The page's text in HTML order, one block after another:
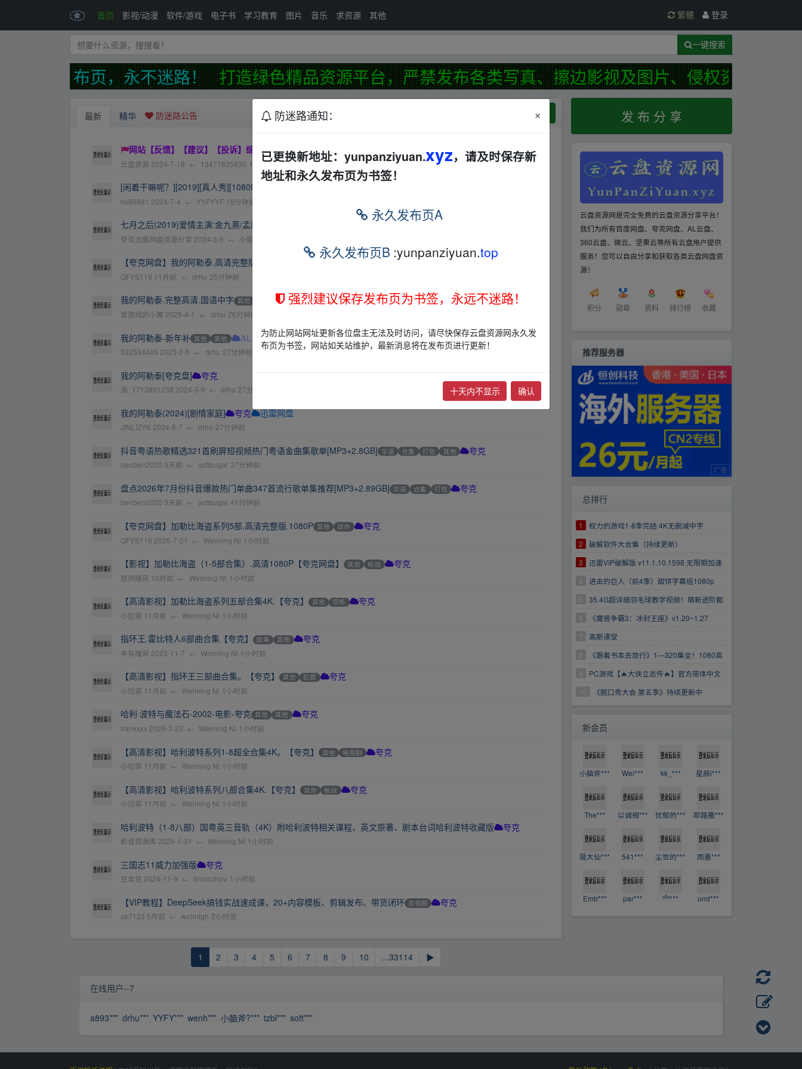
首页 影视/动漫 软件/游戏 电子书 学习教育 图片 音乐 求资源 其他 繁體 登录
一键搜索
永久发布页，永不迷路！ 打造绿色精品资源平台，严禁发布各类写真、擦边影视及图片、侵权资源等违规
最新 精华 防迷路公告 发布规范
网站【反馈】【建议】【投诉】综合接受处理帖📢
云盘资源 2024-7-18 ← 13477835830 17天前
[闲着干嘛呢？][2019][真人秀][1080P][(2023-2024)]
hx86881 2024-7-4 ← YYFYYF 18分钟前
七月之后(2019)爱情主演:金九熹/孟蔚
夸克迅雷网盘资源分享 2024-3-5 ← 小脑斧?
【夸克网盘】我的阿勒泰.高清完整版.1080P全集未删减
QFYS119 11月前 ← drhu 25分钟前
我的阿勒泰.完整高清.国语中字 其他 夸克
爱游戏的小舞 2025-4-1 ← drhu 26分钟前
我的阿勒泰-新年补 其他 其他 AL
532534405 2025-2-5 ← drhu 27分钟前
我的阿勒泰[夸克盘] 夸克
源_1713891238 2024-5-9 ← drhu 27分钟前
我的阿勒泰(2024)[剧情家庭] 夸克 迅雷网盘
JINLIZYK 2024-5-7 ← drhu 27分钟前
抖音粤语热歌精选321首刷屏短视频热门粤语金曲集歌单[MP3+2.8GB] 华语 合集 打包 其他 夸克
benben2020 3天前 ← softsugar 37分钟前
盘点2026年7月份抖音爆款热门单曲347首流行歌单集推荐[MP3+2.89GB] 华语 合集 打包 夸克
benben2020 3天前 ← softsugar 41分钟前
【夸克网盘】加勒比海盗系列5部.高清完整版.1080P 其他 动作 夸克
QFYS119 2025-7-21 ← Weiming Ni 1小时前
【影视】加勒比海盗（1-5部合集）.高清1080P【夸克网盘】 其他 枪战 夸克
悠然随凤 10月前 ← Weiming Ni 1小时前
【高清影视】加勒比海盗系列五部合集4K.【夸克】 其他 恐怖 夸克
小拉菲 11月前 ← Weiming Ni 1小时前
指环王.霍比特人6部曲合集【夸克】 欧美 其他 夸克
牟有曈哥 2023-11-7 ← Weiming Ni 1小时前
【高清影视】指环王三部曲合集。【夸克】 其他 犯罪 夸克
小拉菲 11月前 ← Weiming Ni 1小时前
哈利·波特与魔法石-2002-电影-夸克 其他 其他 夸克
frankxxx 2025-3-23 ← Weiming Ni 1小时前
【高清影视】哈利波特系列1-8超全合集4K。【夸克】 其他 电视剧 夸克
小拉菲 11月前 ← Weiming Ni 1小时前
【高清影视】哈利波特系列八部合集4K.【夸克】 其他 枪战 夸克
小拉菲 11月前 ← Weiming Ni 1小时前
哈利波特（1-8八部）国粤英三音轨（4K）附哈利波特相关课程、英文原著、剧本台词哈利波特收藏版 夸克
影音资源库 2025-1-31 ← Weiming Ni 1小时前
三国志11威力加强版 夸克
豆本豆 2024-11-9 ← linnaizhou 1小时前
【VIP教程】DeepSeek搞钱实战速成课，20+内容模板、剪辑发布、带货闭环 音视频 夸克
ok7123 5月前 ← wohnfgh 2小时前
1 2 3 4 5 6 7 8 9 10 ...33114 ▶
发 布 分 享
云盘资源网是完全免费的云盘资源分享平台！
我们为所有百度网盘、夸克网盘、AL云盘、
360云盘、微云、坚果云等所有云盘用户提供
服务！您可以自由分享和获取各类云盘网盘资
源！
积分 勋章 资料 排行榜 收藏
推荐服务器
总排行
1
权力的游戏1-8季完结 4K无删减中字
2
破解软件大合集（持续更新）
3
迅雷VIP破解版 v11.1.10.1598 无限期加速
版
4
进击的巨人（前4季）甜饼字幕组1080p
5
35.4G超详细羽毛球教学视频！萌新进阶都
适合！
6
《魔兽争霸3：冰封王座》v1.20~1.27
7
高斯课堂
8
《跟着书本去旅行》1—320集全！1080高
清画质！
9
PC游戏【🔥大侠立志传🔥】官方简体中文
【👉解压即玩👈】
10
《脱口秀大会 第五季》持续更新中
新会员
小脑斧*** Wei*** kk_*** 星辰l***
The*** 以诚相*** 忧郁的*** 耶路撒***
晃大仙*** 541*** 尘世的*** 雨墨***
Emb*** par*** ²⁰³*** und***
在线用户--7
a893*** drhu*** YYFY*** wenh*** 小脑斧?*** tzbl*** soft***
防迷路通知： ×
已更换新地址：yunpanziyuan.xyz，请及时保存新
地址和永久发布页为书签！
永久发布页A
永久发布页B :yunpanziyuan.top
强烈建议保存发布页为书签，永远不迷路！
为防止网站网址更新各位盘主无法及时访问，请尽快保存云盘资源网永久发
布页为书签，网站如关站维护，最新消息将在发布页进行更新！
十天内不显示 确认